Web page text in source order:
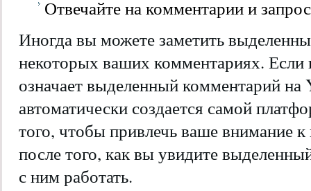
Отвечайте на комментарии и
Иногда вы можете заметить
некоторых ваших комментариях. Если
означает выделенный комментарий на
автоматически создается самой
того, чтобы привлечь ваше внимание
после того, как вы увидите
с ним работать.